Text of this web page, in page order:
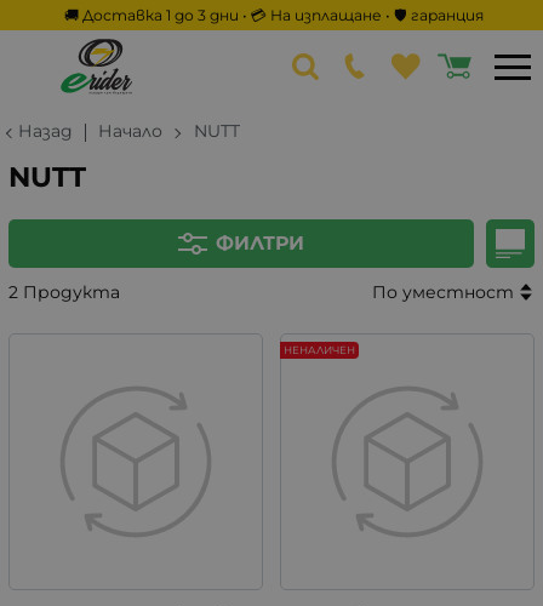
🚚 Доставка 1 до 3 дни • 💳 На изплащане • 🛡️ гаранция
Назад Начало NUTT
NUTT
ФИЛТРИ
2 Продукта По уместност
НЕНАЛИЧЕН